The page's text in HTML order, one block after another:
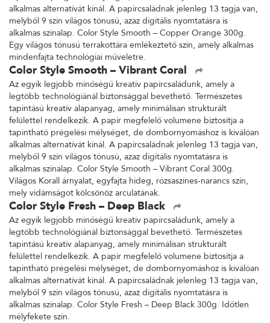
alkalmas alternatívát kínál. A papírcsaládnak jelenleg 13 tagja van,
melyből 9 szín világos tónusú, azaz digitális nyomtatásra is
alkalmas színalap. Color Style Smooth – Copper Orange 300g.
Egy világos tónusú terrakottára emlékeztető szín, amely alkalmas
mindenfajta technológiai műveletre.
Color Style Smooth – Vibrant Coral
Az egyik legjobb minőségű kreatív papírcsaládunk, amely a
legtöbb technológiánál biztonsággal bevethető. Természetes
tapintású kreatív alapanyag, amely minimálisan strukturált
felülettel rendelkezik. A papír megfelelő volumene biztosítja a
tapintható prégelési mélységet, de dombornyomáshoz is kiválóan
alkalmas alternatívát kínál. A papírcsaládnak jelenleg 13 tagja van,
melyből 9 szín világos tónusú, azaz digitális nyomtatásra is
alkalmas színalap. Color Style Smooth – Vibrant Coral 300g.
Világos Korall árnyalat, egyfajta hideg, rózsaszínes-narancs szín,
mely vidámságot kölcsönöz arculatának.
Color Style Fresh – Deep Black
Az egyik legjobb minőségű kreatív papírcsaládunk, amely a
legtöbb technológiánál biztonsággal bevethető. Természetes
tapintású kreatív alapanyag, amely minimálisan strukturált
felülettel rendelkezik. A papír megfelelő volumene biztosítja a
tapintható prégelési mélységet, de dombornyomáshoz is kiválóan
alkalmas alternatívát kínál. A papírcsaládnak jelenleg 13 tagja van,
melyből 9 szín világos tónusú, azaz digitális nyomtatásra is
alkalmas színalap. Color Style Fresh – Deep Black 300g. Időtlen
mélyfekete szín.